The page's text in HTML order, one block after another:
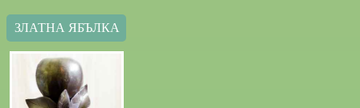
ЗЛАТНА ЯБЪЛКА